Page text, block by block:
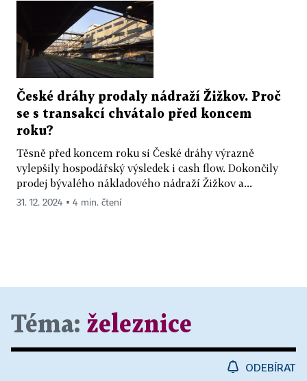
České dráhy prodaly nádraží Žižkov. Proč
se s transakcí chvátalo před koncem
roku?
Těsně před koncem roku si České dráhy výrazně
vylepšily hospodářský výsledek i cash flow. Dokončily
prodej bývalého nákladového nádraží Žižkov a...
31. 12. 2024 ▪ 4 min. čtení
Téma: železnice
ODEBÍRAT